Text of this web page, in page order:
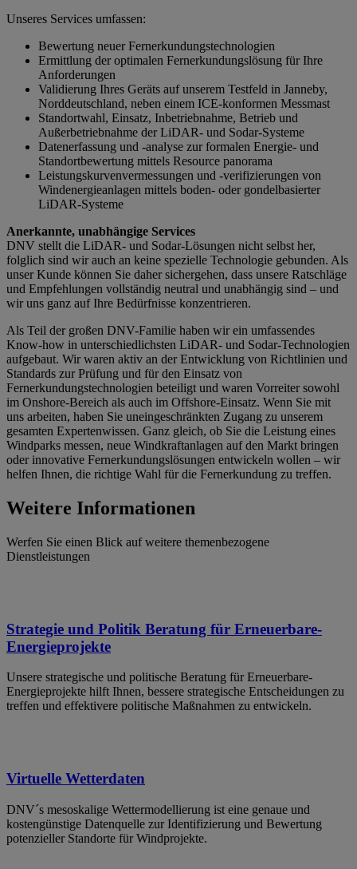
Unseres Services umfassen:
Bewertung neuer Fernerkundungstechnologien
Ermittlung der optimalen Fernerkundungslösung für Ihre
Anforderungen
Validierung Ihres Geräts auf unserem Testfeld in Janneby,
Norddeutschland, neben einem ICE-konformen Messmast
Standortwahl, Einsatz, Inbetriebnahme, Betrieb und
Außerbetriebnahme der LiDAR- und Sodar-Systeme
Datenerfassung und -analyse zur formalen Energie- und
Standortbewertung mittels Resource panorama
Leistungskurvenvermessungen und -verifizierungen von
Windenergieanlagen mittels boden- oder gondelbasierter
LiDAR-Systeme
Anerkannte, unabhängige Services
DNV stellt die LiDAR- und Sodar-Lösungen nicht selbst her,
folglich sind wir auch an keine spezielle Technologie gebunden. Als
unser Kunde können Sie daher sichergehen, dass unsere Ratschläge
und Empfehlungen vollständig neutral und unabhängig sind – und
wir uns ganz auf Ihre Bedürfnisse konzentrieren.
Als Teil der großen DNV-Familie haben wir ein umfassendes
Know-how in unterschiedlichsten LiDAR- und Sodar-Technologien
aufgebaut. Wir waren aktiv an der Entwicklung von Richtlinien und
Standards zur Prüfung und für den Einsatz von
Fernerkundungstechnologien beteiligt und waren Vorreiter sowohl
im Onshore-Bereich als auch im Offshore-Einsatz. Wenn Sie mit
uns arbeiten, haben Sie uneingeschränkten Zugang zu unserem
gesamten Expertenwissen. Ganz gleich, ob Sie die Leistung eines
Windparks messen, neue Windkraftanlagen auf den Markt bringen
oder innovative Fernerkundungslösungen entwickeln wollen – wir
helfen Ihnen, die richtige Wahl für die Fernerkundung zu treffen.
Weitere Informationen
Werfen Sie einen Blick auf weitere themenbezogene
Dienstleistungen
Strategie und Politik Beratung für Erneuerbare-
Energieprojekte
Unsere strategische und politische Beratung für Erneuerbare-
Energieprojekte hilft Ihnen, bessere strategische Entscheidungen zu
treffen und effektivere politische Maßnahmen zu entwickeln.
Virtuelle Wetterdaten
DNV´s mesoskalige Wettermodellierung ist eine genaue und
kostengünstige Datenquelle zur Identifizierung und Bewertung
potenzieller Standorte für Windprojekte.